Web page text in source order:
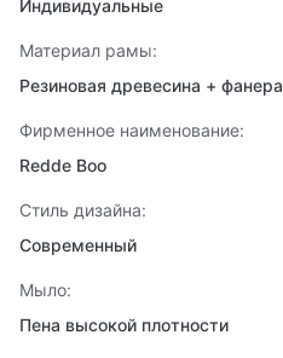
Индивидуальные
Материал рамы:
Резиновая древесина + фанера
Фирменное наименование:
Redde Boo
Стиль дизайна:
Современный
Мыло:
Пена высокой плотности